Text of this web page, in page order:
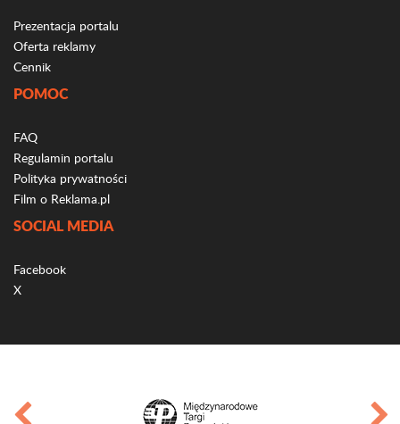
Prezentacja portalu
Oferta reklamy
Cennik
POMOC
FAQ
Regulamin portalu
Polityka prywatności
Film o Reklama.pl
SOCIAL MEDIA
Facebook
X